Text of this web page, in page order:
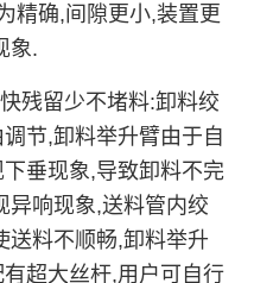
精确,间隙更小,装置更
象.
残留少不堵料:卸料绞
节,卸料举升臂由于自
垂现象,导致卸料不完
异响现象,送料管内绞
送料不顺畅,卸料举升
超大丝杆,用户可自行